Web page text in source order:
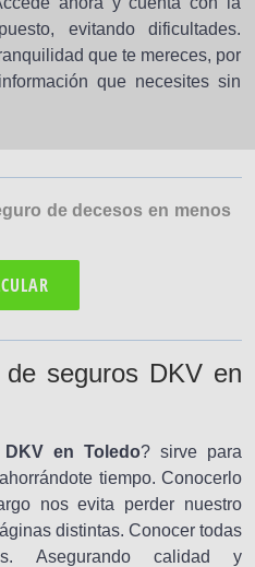
evitando dificultades.
que te mereces, por
que necesites sin
de decesos en menos
seguros DKV en
en Toledo? sirve para
tiempo. Conocerlo
nos evita perder nuestro
distintas. Conocer todas
Asegurando calidad y